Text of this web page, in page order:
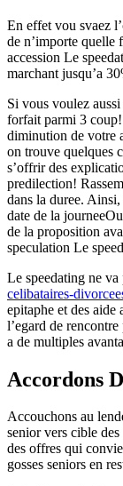
En effet vou svaez
de n’importe quelle
accession Le
marchant jusqu’a
Si vous voulez
forfait parmi 3 coup!
diminution de votre
on trouve quelques
s’offrir des
predilection!
dans la duree.
date de la
de la proposition
speculation Le
Le speedating ne va
celibataires-
epitaphe et des aide
l’egard de
a de multiples
Accordons
Accouchons au
senior vers cible
des offres qui
gosses seniors en